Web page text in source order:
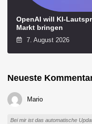
OpenAI will KI-
Markt bringen
7. August 2026
Neueste
Mario
Bei mir ist das automatische